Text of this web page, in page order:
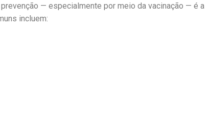
— especialmente por meio da vacinação — é a
incluem: